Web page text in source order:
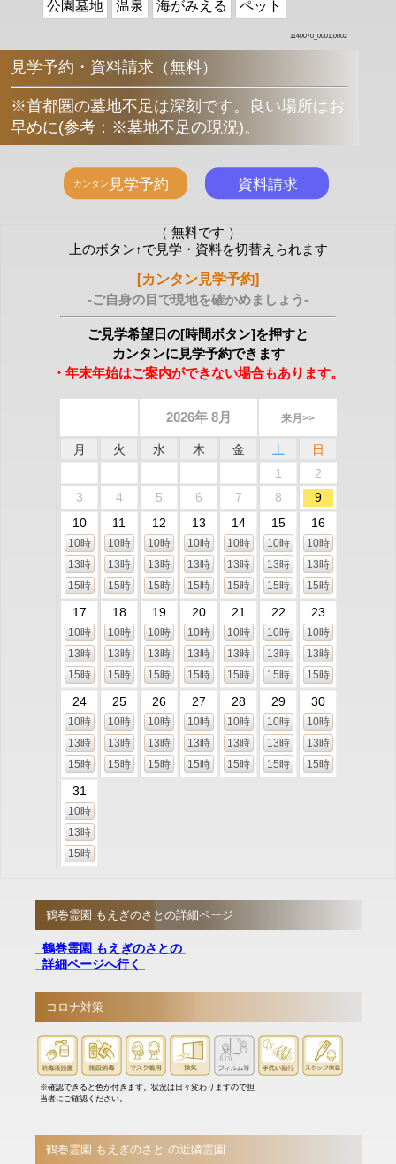
公園墓地 温泉 海がみえる ペット
1140070_0001,0002
見学予約・資料請求（無料）
※首都圏の墓地不足は深刻です。良い場所はお
早めに(参考：※墓地不足の現況)。
（ 無料です ）
上のボタン↑で見学・資料を切替えられます
[カンタン見学予約]
-ご自身の目で現地を確かめましょう-
ご見学希望日の[時間ボタン]を押すと
カンタンに見学予約できます
・年末年始はご案内ができない場合もあります。
2026年 8月 来月>>
月 火 水 木 金 土
日
1
2
3
4 5 6 7 8
9
10
10時
13時
15時
11
10時
13時
15時
12
10時
13時
15時
13
10時
13時
15時
14
10時
13時
15時
15
10時
13時
15時
16
10時
13時
15時
17
10時
13時
15時
18
10時
13時
15時
19
10時
13時
15時
20
10時
13時
15時
21
10時
13時
15時
22
10時
13時
15時
23
10時
13時
15時
24
10時
13時
15時
25
10時
13時
15時
26
10時
13時
15時
27
10時
13時
15時
28
10時
13時
15時
29
10時
13時
15時
30
10時
13時
15時
31
10時
13時
15時
鶴巻霊園 もえぎのさとの詳細ページ
鶴巻霊園 もえぎのさとの
詳細ページへ行く
コロナ対策
※確認できると色が付きます。状況は日々変わりますので担
当者にご確認ください。
鶴巻霊園 もえぎのさと の近隣霊園